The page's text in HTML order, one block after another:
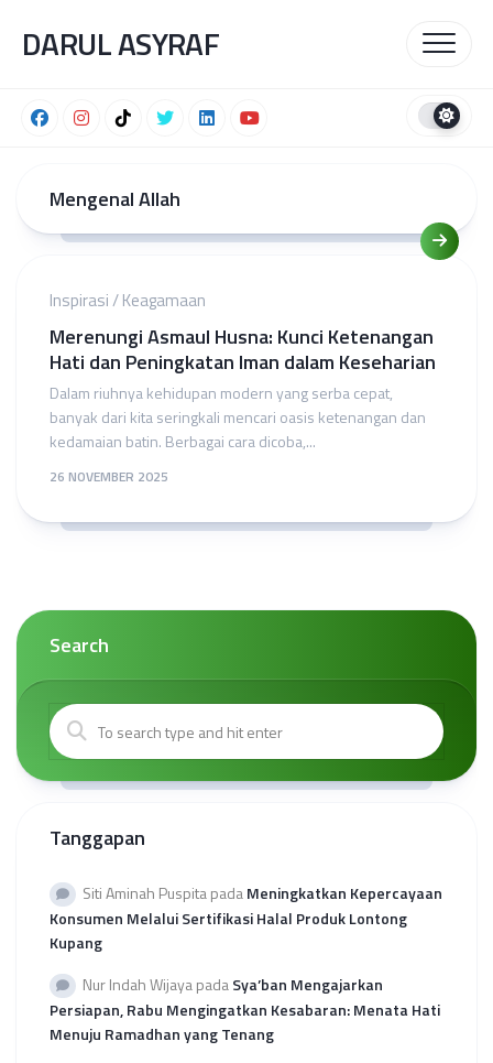
content
DARUL ASYRAF
Mengenal Allah
Inspirasi/Keagamaan
Merenungi Asmaul Husna: Kunci Ketenangan
Hati dan Peningkatan Iman dalam Keseharian
Dalam riuhnya kehidupan modern yang serba cepat,
banyak dari kita seringkali mencari oasis ketenangan dan
kedamaian batin. Berbagai cara dicoba,...
26 NOVEMBER 2025
Search
Tanggapan
Siti Aminah PuspitapadaMeningkatkan Kepercayaan
Konsumen Melalui Sertifikasi Halal Produk Lontong
Kupang
Nur Indah WijayapadaSya’ban Mengajarkan
Persiapan, Rabu Mengingatkan Kesabaran: Menata Hati
Menuju Ramadhan yang Tenang